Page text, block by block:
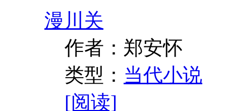
漫川关
作者：郑安怀
类型： 当代小说
[阅读]